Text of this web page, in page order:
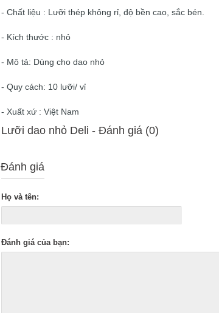
- Chất liệu : Lưỡi thép không rỉ, độ bền cao, sắc bén.
- Kích thước : nhỏ
- Mô tả: Dùng cho dao nhỏ
- Quy cách: 10 lưỡi/ vỉ
- Xuất xứ : Việt Nam
Lưỡi dao nhỏ Deli - Ðánh giá (0)
Đánh giá
Họ và tên:
Đánh giá của bạn: